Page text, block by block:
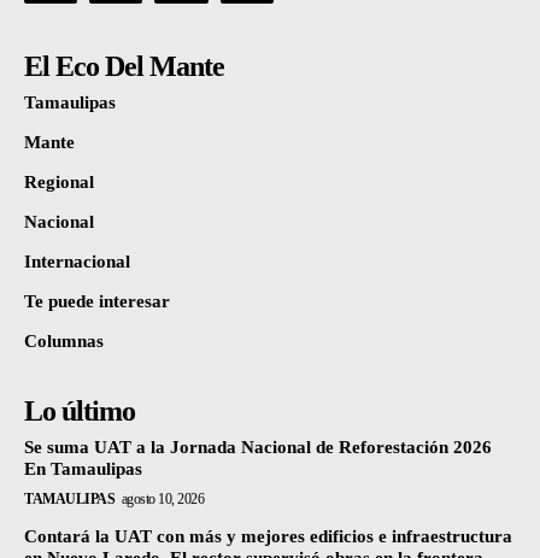
El Eco Del Mante
Tamaulipas
Mante
Regional
Nacional
Internacional
Te puede interesar
Columnas
Lo último
Se suma UAT a la Jornada Nacional de Reforestación 2026
En Tamaulipas
TAMAULIPAS agosto 10, 2026
Contará la UAT con más y mejores edificios e infraestructura